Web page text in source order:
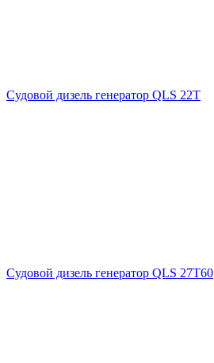
Судовой дизель генератор QLS 22T
Судовой дизель генератор QLS 27T60